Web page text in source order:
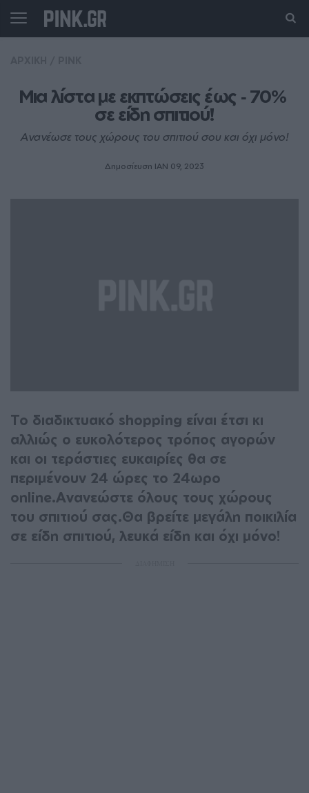
Μια λίστα με εκπτώσεις έως ‑ 70%
σε είδη σπιτιού!
Ανανέωσε τους χώρους του σπιτιού σου και όχι μόνο!
Δημοσίευση ΙΑΝ 09, 2023
Το διαδικτυακό shopping είναι έτσι κι
αλλιώς ο ευκολότερος τρόπος αγορών
και οι τεράστιες ευκαιρίες θα σε
περιμένουν 24 ώρες το 24ωρο
online.Ανανεώστε όλους τους χώρους
του σπιτιού σας.Θα βρείτε μεγάλη ποικιλία
σε είδη σπιτιού, λευκά είδη και όχι μόνο!